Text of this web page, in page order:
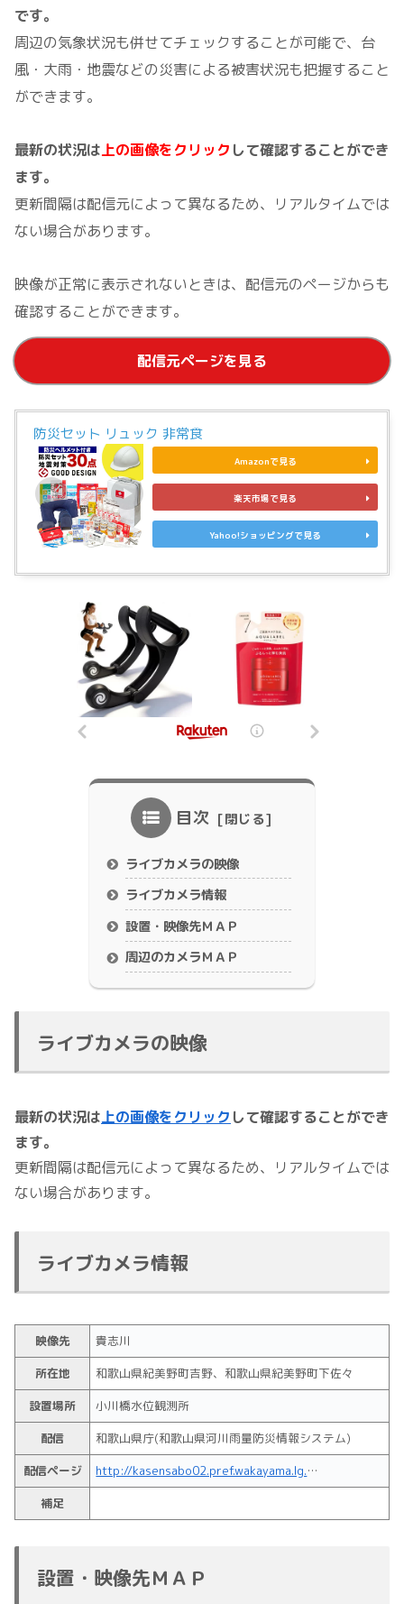
です。
周辺の気象状況も併せてチェックすることが可能で、台
風・大雨・地震などの災害による被害状況も把握すること
ができます。
最新の状況は上の画像をクリック して確認することができ
ます。
更新間隔は配信元によって異なるため、リアルタイムでは
ない場合があります。
映像が正常に表示されないときは、配信元のページからも
確認することができます。
配信元ページを見る
防災セット リュック 非常食
Amazonで見る
楽天市場で見る
Yahoo!ショッピングで見る
目次
ライブカメラの映像
ライブカメラ情報
設置・映像先ＭＡＰ
周辺のカメラＭＡＰ
ライブカメラの映像
最新の状況は上の画像をクリック して確認することができ
ます。
更新間隔は配信元によって異なるため、リアルタイムでは
ない場合があります。
ライブカメラ情報
映像先
貴志川
所在地
和歌山県紀美野町吉野、和歌山県紀美野町下佐々
設置場所
小川橋水位観測所
配信
和歌山県庁(和歌山県河川雨量防災情報システム)
配信ページ
http://kasensabo02.pref.wakayama.lg.jp/suiiDetail.html?ccd=304
補足
設置・映像先ＭＡＰ